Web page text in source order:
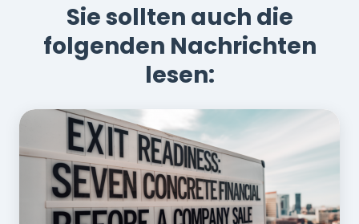
Sie sollten auch die
folgenden Nachrichten
lesen: